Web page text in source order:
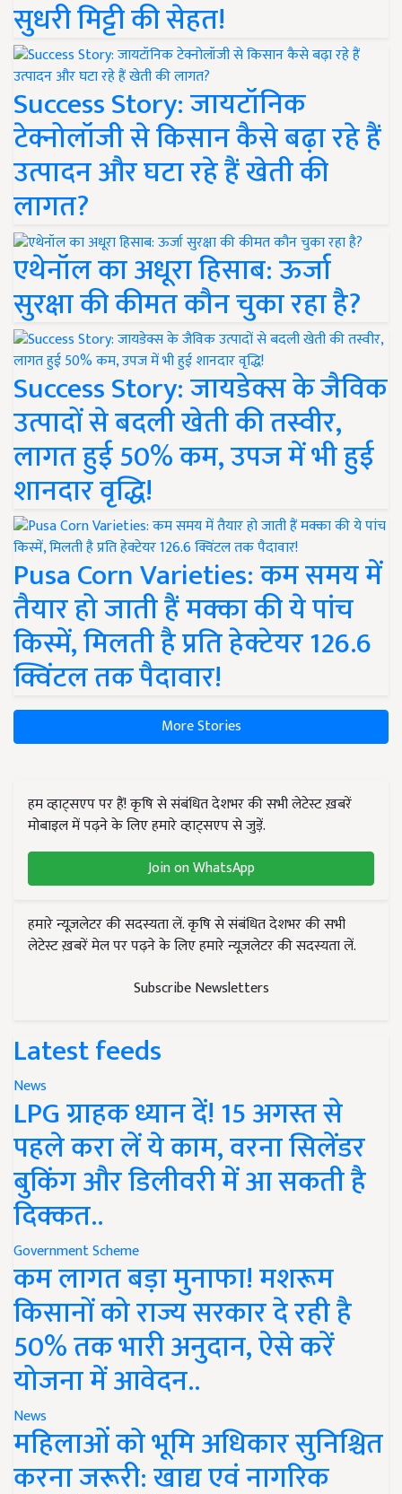
सुधरी मिट्टी की सेहत!
Success Story: जायटॉनिक
टेक्नोलॉजी से किसान कैसे बढ़ा रहे हैं
उत्पादन और घटा रहे हैं खेती की
लागत?
एथेनॉल का अधूरा हिसाब: ऊर्जा
सुरक्षा की कीमत कौन चुका रहा है?
Success Story: जायडेक्स के जैविक
उत्पादों से बदली खेती की तस्वीर,
लागत हुई 50% कम, उपज में भी हुई
शानदार वृद्धि!
Pusa Corn Varieties: कम समय में
तैयार हो जाती हैं मक्का की ये पांच
किस्में, मिलती है प्रति हेक्टेयर 126.6
क्विंटल तक पैदावार!
More Stories
हम व्हाट्सएप पर हैं! कृषि से संबंधित देशभर की सभी लेटेस्ट ख़बरें
मोबाइल में पढ़ने के लिए हमारे व्हाट्सएप से जुड़ें.
Join on WhatsApp
हमारे न्यूज़लेटर की सदस्यता लें. कृषि से संबंधित देशभर की सभी
लेटेस्ट ख़बरें मेल पर पढ़ने के लिए हमारे न्यूज़लेटर की सदस्यता लें.
Subscribe Newsletters
Latest feeds
News
LPG ग्राहक ध्यान दें! 15 अगस्त से
पहले करा लें ये काम, वरना सिलेंडर
बुकिंग और डिलीवरी में आ सकती है
दिक्कत..
Government Scheme
कम लागत बड़ा मुनाफा! मशरूम
किसानों को राज्य सरकार दे रही है
50% तक भारी अनुदान, ऐसे करें
योजना में आवेदन..
News
महिलाओं को भूमि अधिकार सुनिश्चित
करना जरूरी: खाद्य एवं नागरिक